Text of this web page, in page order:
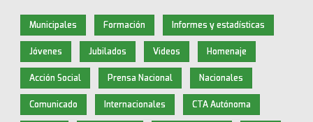
Municipales Formación Informes y estadísticas
Jóvenes Jubilados Videos Homenaje
Acción Social Prensa Nacional Nacionales
Comunicado Internacionales CTA Autónoma